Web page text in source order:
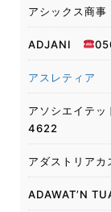
アシックス商
ADJANI
アスレティア
アソシエイテ
4622
アダストリア
ADAWAT’N